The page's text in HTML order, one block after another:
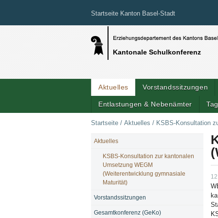
Startseite Kanton Basel-Stadt
Kantonale Schulkonferenz
Aktuelles Vorstandssitzungen
Entlastungen & Nebenämter
Startseite / Aktuelles / KSBS-Konsultation
NAVIGATION
Aktuelles
KSBS-Konsultation zur kantonalen
Umsetzung WEGM
(Weiterentwicklung gymnasiale
Maturität)
Vorstandssitzungen
Gesamtkonferenz (GeKo)